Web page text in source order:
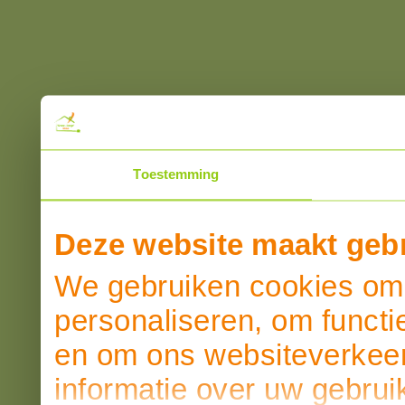
Toestemming
Deze website maakt
We gebruiken cookies
personaliseren, om
en om ons
informatie over uw